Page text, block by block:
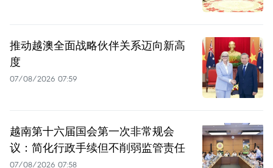
推动越澳全面战略伙伴关系迈向新高
度
07/08/2026 07:59
越南第十六届国会第一次非常规会
议：简化行政手续但不削弱监管责任
07/08/2026 07:58